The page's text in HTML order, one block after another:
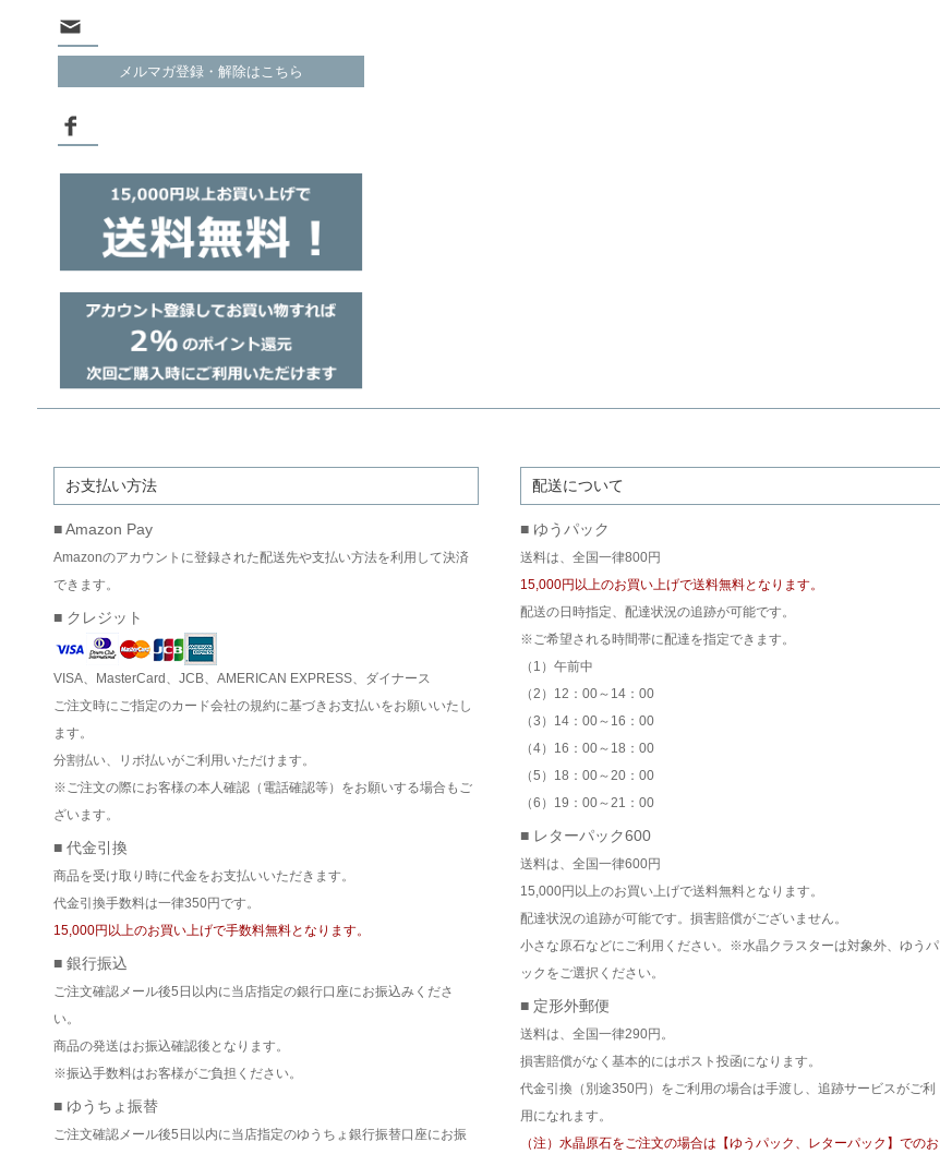
メルマガ登録・解除はこちら
お支払い方法
■ Amazon Pay
Amazonのアカウントに登録された配送先や支払い方法を利用して決済
できます。
■ クレジット
VISA、MasterCard、JCB、AMERICAN EXPRESS、ダイナース
ご注文時にご指定のカード会社の規約に基づきお支払いをお願いいたし
ます。
分割払い、リボ払いがご利用いただけます。
※ご注文の際にお客様の本人確認（電話確認等）をお願いする場合もご
ざいます。
■ 代金引換
商品を受け取り時に代金をお支払いいただきます。
代金引換手数料は一律350円です。
15,000円以上のお買い上げで手数料無料となります。
■ 銀行振込
ご注文確認メール後5日以内に当店指定の銀行口座にお振込みくださ
い。
商品の発送はお振込確認後となります。
※振込手数料はお客様がご負担ください。
■ ゆうちょ振替
ご注文確認メール後5日以内に当店指定のゆうちょ銀行振替口座にお振
配送について
■ ゆうパック
送料は、全国一律800円
15,000円以上のお買い上げで送料無料となります。
配送の日時指定、配達状況の追跡が可能です。
※ご希望される時間帯に配達を指定できます。
（1）午前中
（2）12：00～14：00
（3）14：00～16：00
（4）16：00～18：00
（5）18：00～20：00
（6）19：00～21：00
■ レターパック600
送料は、全国一律600円
15,000円以上のお買い上げで送料無料となります。
配達状況の追跡が可能です。損害賠償がございません。
小さな原石などにご利用ください。※水晶クラスターは対象外、ゆうパ
ックをご選択ください。
■ 定形外郵便
送料は、全国一律290円。
損害賠償がなく基本的にはポスト投函になります。
代金引換（別途350円）をご利用の場合は手渡し、追跡サービスがご利
用になれます。
（注）水晶原石をご注文の場合は【ゆうパック、レターパック】でのお